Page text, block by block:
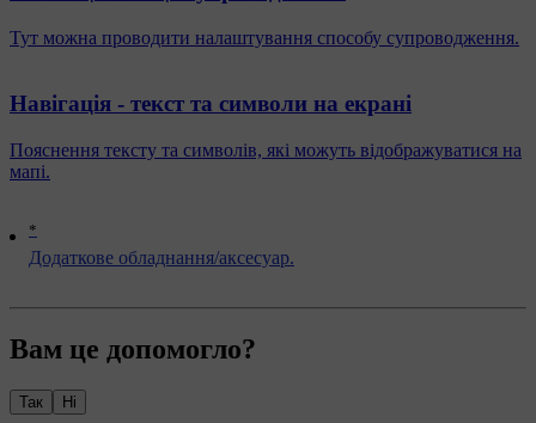
*
Додаткове обладнання/аксесуар.
Тут можна проводити налаштування способу супроводження.
Навігація - текст та символи на екрані
Пояснення тексту та символів, які можуть відображуватися на
мапі.
Вам це допомогло?
Так Ні